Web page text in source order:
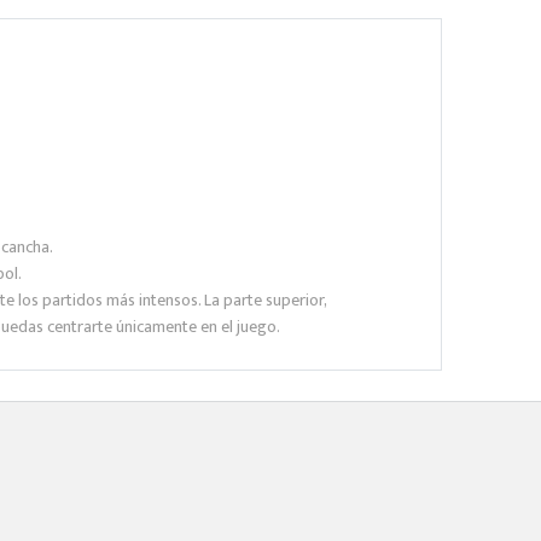
los partidos más intensos. La parte superior,
centrarte únicamente en el juego.